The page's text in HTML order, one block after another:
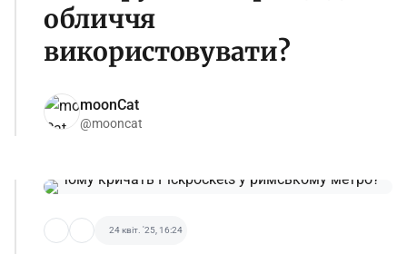
обличчя
використовувати?
moonCat
@mooncat
24 квіт. '25, 16:24